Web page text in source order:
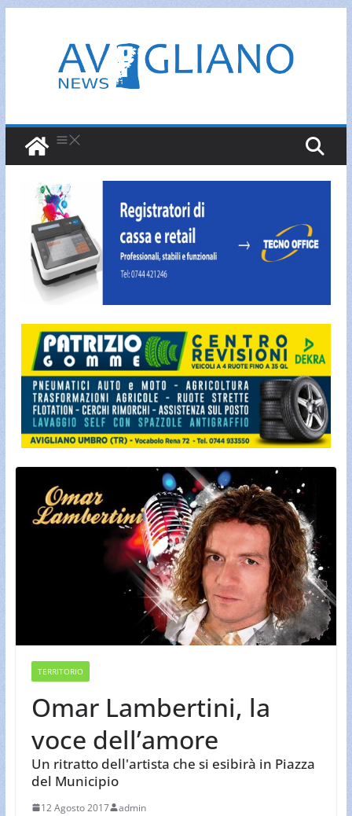
contenuto
TERRITORIO
Omar Lambertini, la
voce dell’amore
Un ritratto dell'artista che si esibirà in Piazza
del Municipio
12 Agosto 2017 admin